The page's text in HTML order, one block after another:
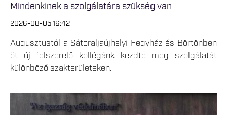
Mindenkinek a szolgálatára szükség van
2026-08-05 16:42
Augusztustól a Sátoraljaújhelyi Fegyház és Börtönben
öt új felszerelő kollégánk kezdte meg szolgálatát
különböző szakterületeken.